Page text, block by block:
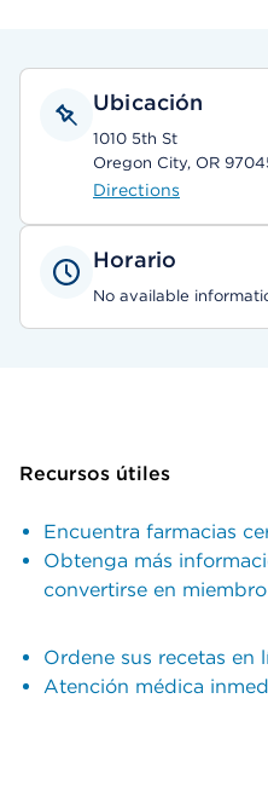
Ubicación
1010 5th St
Oregon City, OR
Directions
Horario
No available
Recursos útiles
Encuentra farmacias
Obtenga más
convertirse en
Ordene sus recetas en
Atención médica